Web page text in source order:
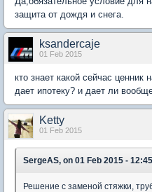
защита от дождя и снега.
ksandercaje
01 Feb 2015
кто знает какой сейчас
дает ипотеку? и дает ли
Ketty
01 Feb 2015
SergeAS, on 01 Feb 2015 -
Решение с заменой стяжки,